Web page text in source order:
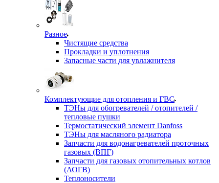
Разное
Чистящие средства
Прокладки и уплотнения
Запасные части для увлажнителя
Комплектующие для отопления и ГВС
ТЭНы для обогревателей / отопителей /
тепловые пушки
Термостатический элемент Danfoss
ТЭНы для масляного радиатора
Запчасти для водонагревателей проточных
газовых (ВПГ)
Запчасти для газовых отопительных котлов
(АОГВ)
Теплоносители